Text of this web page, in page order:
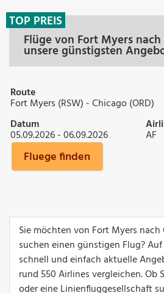
Flüge von Fort Myers
unsere günstigsten
TOP PREIS
Route
Fort Myers (RSW) - Chicago (ORD)
Datum
05.09.2026 - 06.09.2026 AF
Fluege finden
Sie möchten von Fort Myers
suchen einen günstigen Flug?
schnell und einfach aktuelle
rund 550 Airlines vergleichen. Ob
oder eine Linienfluggesellschaft